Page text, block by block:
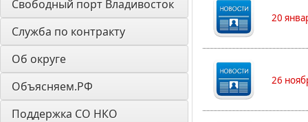
Свободный порт Владивосток
Служба по контракту
Об округе
Объясняем.РФ
Поддержка СО НКО
20
26